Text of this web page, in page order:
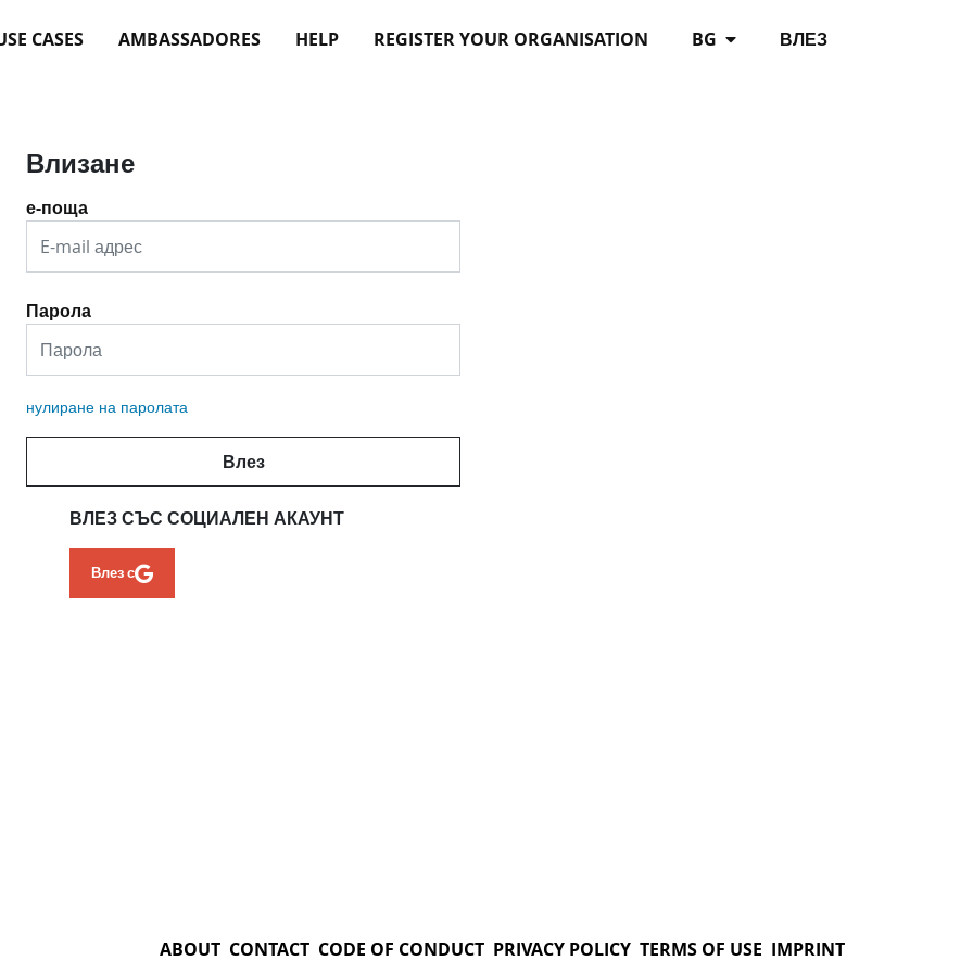
ВЛЕЗ
BG
CASES AMBASSADORES HELP REGISTER YOUR ORGANISATION
Влизане
е-поща
Парола
нулиране на паролата
Влез
ВЛЕЗ СЪС СОЦИАЛЕН АКАУНТ
Влез с
ABOUT CONTACT CODE OF CONDUCT PRIVACY POLICY TERMS OF USE IMPRINT